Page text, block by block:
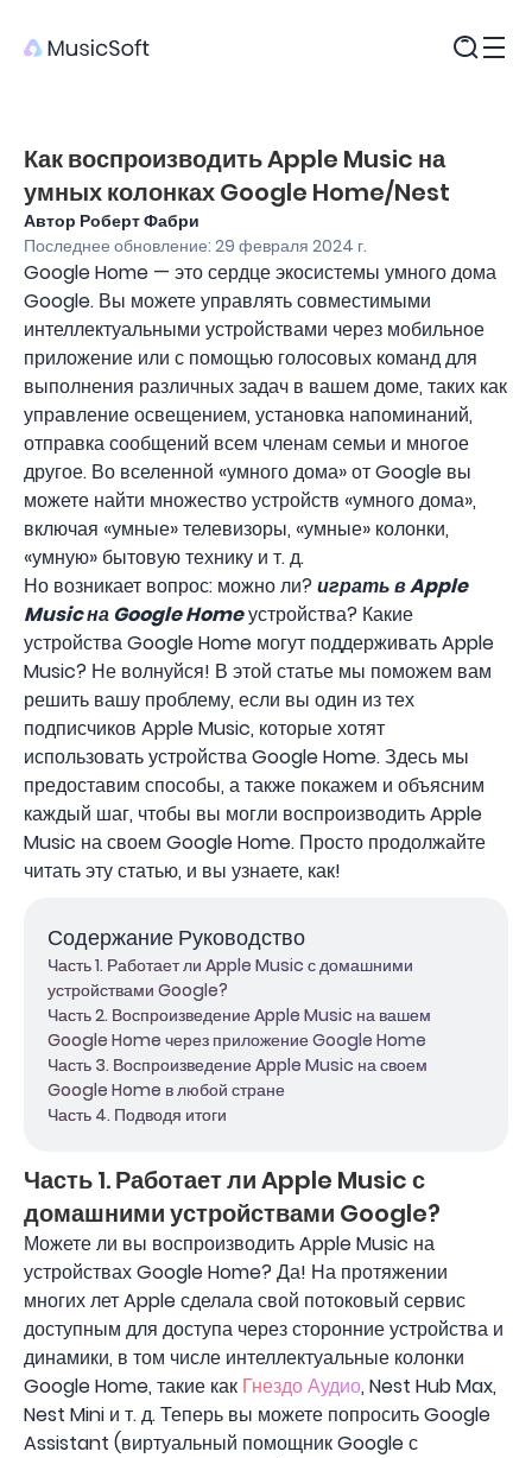
Как воспроизводить Apple Music на
умных колонках Google Home/Nest
Автор Роберт Фабри
Последнее обновление: 29 февраля 2024 г.
Google Home — это сердце экосистемы умного дома
Google. Вы можете управлять совместимыми
интеллектуальными устройствами через мобильное
приложение или с помощью голосовых команд для
выполнения различных задач в вашем доме, таких как
управление освещением, установка напоминаний,
отправка сообщений всем членам семьи и многое
другое. Во вселенной «умного дома» от Google вы
можете найти множество устройств «умного дома»,
включая «умные» телевизоры, «умные» колонки,
«умную» бытовую технику и т. д.
Но возникает вопрос: можно ли?играть в Apple
Music на Google Homeустройства? Какие
устройства Google Home могут поддерживать Apple
Music? Не волнуйся! В этой статье мы поможем вам
решить вашу проблему, если вы один из тех
подписчиков Apple Music, которые хотят
использовать устройства Google Home. Здесь мы
предоставим способы, а также покажем и объясним
каждый шаг, чтобы вы могли воспроизводить Apple
Music на своем Google Home. Просто продолжайте
читать эту статью, и вы узнаете, как!
Содержание Руководство
Часть 1. Работает ли Apple Music с домашними
устройствами Google?
Часть 2. Воспроизведение Apple Music на вашем
Google Home через приложение Google Home
Часть 3. Воспроизведение Apple Music на своем
Google Home в любой стране
Часть 4. Подводя итоги
Часть 1. Работает ли Apple Music с
домашними устройствами Google?
Можете ли вы воспроизводить Apple Music на
устройствах Google Home? Да! На протяжении
многих лет Apple сделала свой потоковый сервис
доступным для доступа через сторонние устройства и
динамики, в том числе интеллектуальные колонки
Google Home, такие как Гнездо Аудио, Nest Hub Max,
Nest Mini и т. д. Теперь вы можете попросить Google
Assistant (виртуальный помощник Google с